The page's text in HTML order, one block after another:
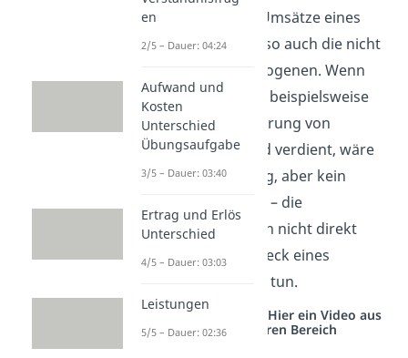
erwirtschafteten Umsätze eines
Unternehmens, also auch die nicht
betriebszweckbezogenen. Wenn
das Unternehmen beispielsweise
durch die Veräußerung von
Wertpapieren Geld verdient, wäre
das zwar ein Ertrag, aber kein
Umsatz bzw. Erlös – die
Wertpapiere haben nicht direkt
etwas mit dem Zweck eines
Autoherstellers zu tun.
Studyflix vernetzt: Hier ein Video aus
einem anderen Bereich
en
2/5 – Dauer: 04:24
Aufwand und
Kosten
Unterschied
Übungsaufgabe
3/5 – Dauer: 03:40
Ertrag und Erlös
Unterschied
4/5 – Dauer: 03:03
Leistungen
5/5 – Dauer: 02:36